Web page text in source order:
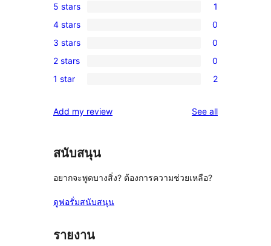
1
5-
star
review
5 stars 1
0
4-
star
reviews
4 stars 0
0
3-
star
3 stars 0
0
2-
reviews
2 stars 0
2
star
1 star 2
Add my review See allreviews
สนับสนุน
อยากจะพูดบางสิ่ง? ต้องการความช่วยเหลือ?
ดูฟอรั่มสนับสนุน
รายงาน